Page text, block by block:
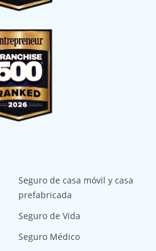
Seguro de casa móvil y casa
prefabricada
Seguro de Vida
Seguro Médico